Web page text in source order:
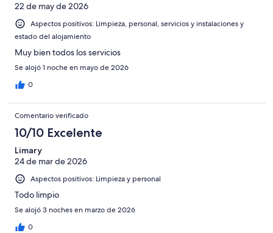
Normal
Mediocre
de22 de may de 2026
Aspectos positivos: Limpieza, personal, servicios y instalaciones y
estado del alojamiento
Muy bien todos los servicios
Se alojó 1 noche en mayo de 2026
0
Comentario verificado
10/10 Excelente
Limary
24 de mar de 2026
Aspectos positivos: Limpieza y personal
Todo limpio
Se alojó 3 noches en marzo de 2026
0